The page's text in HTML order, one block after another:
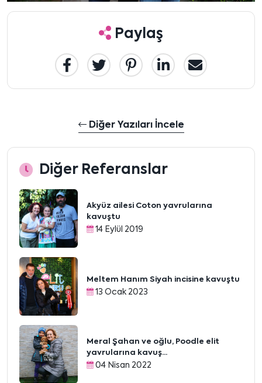
Paylaş
Diğer Yazıları İncele
Diğer Referanslar
Akyüz ailesi Coton yavrularına
kavuştu
14 Eylül 2019
Meltem Hanım Siyah incisine kavuştu
13 Ocak 2023
Meral Şahan ve oğlu, Poodle elit
yavrularına kavuş...
04 Nisan 2022